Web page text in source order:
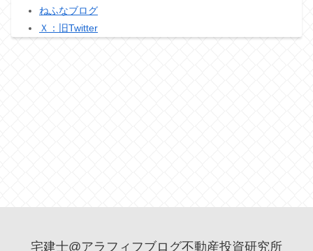
ねふなブログ
Ｘ：旧Twitter
宅建士@アラフィフブログ不動産投資研究所